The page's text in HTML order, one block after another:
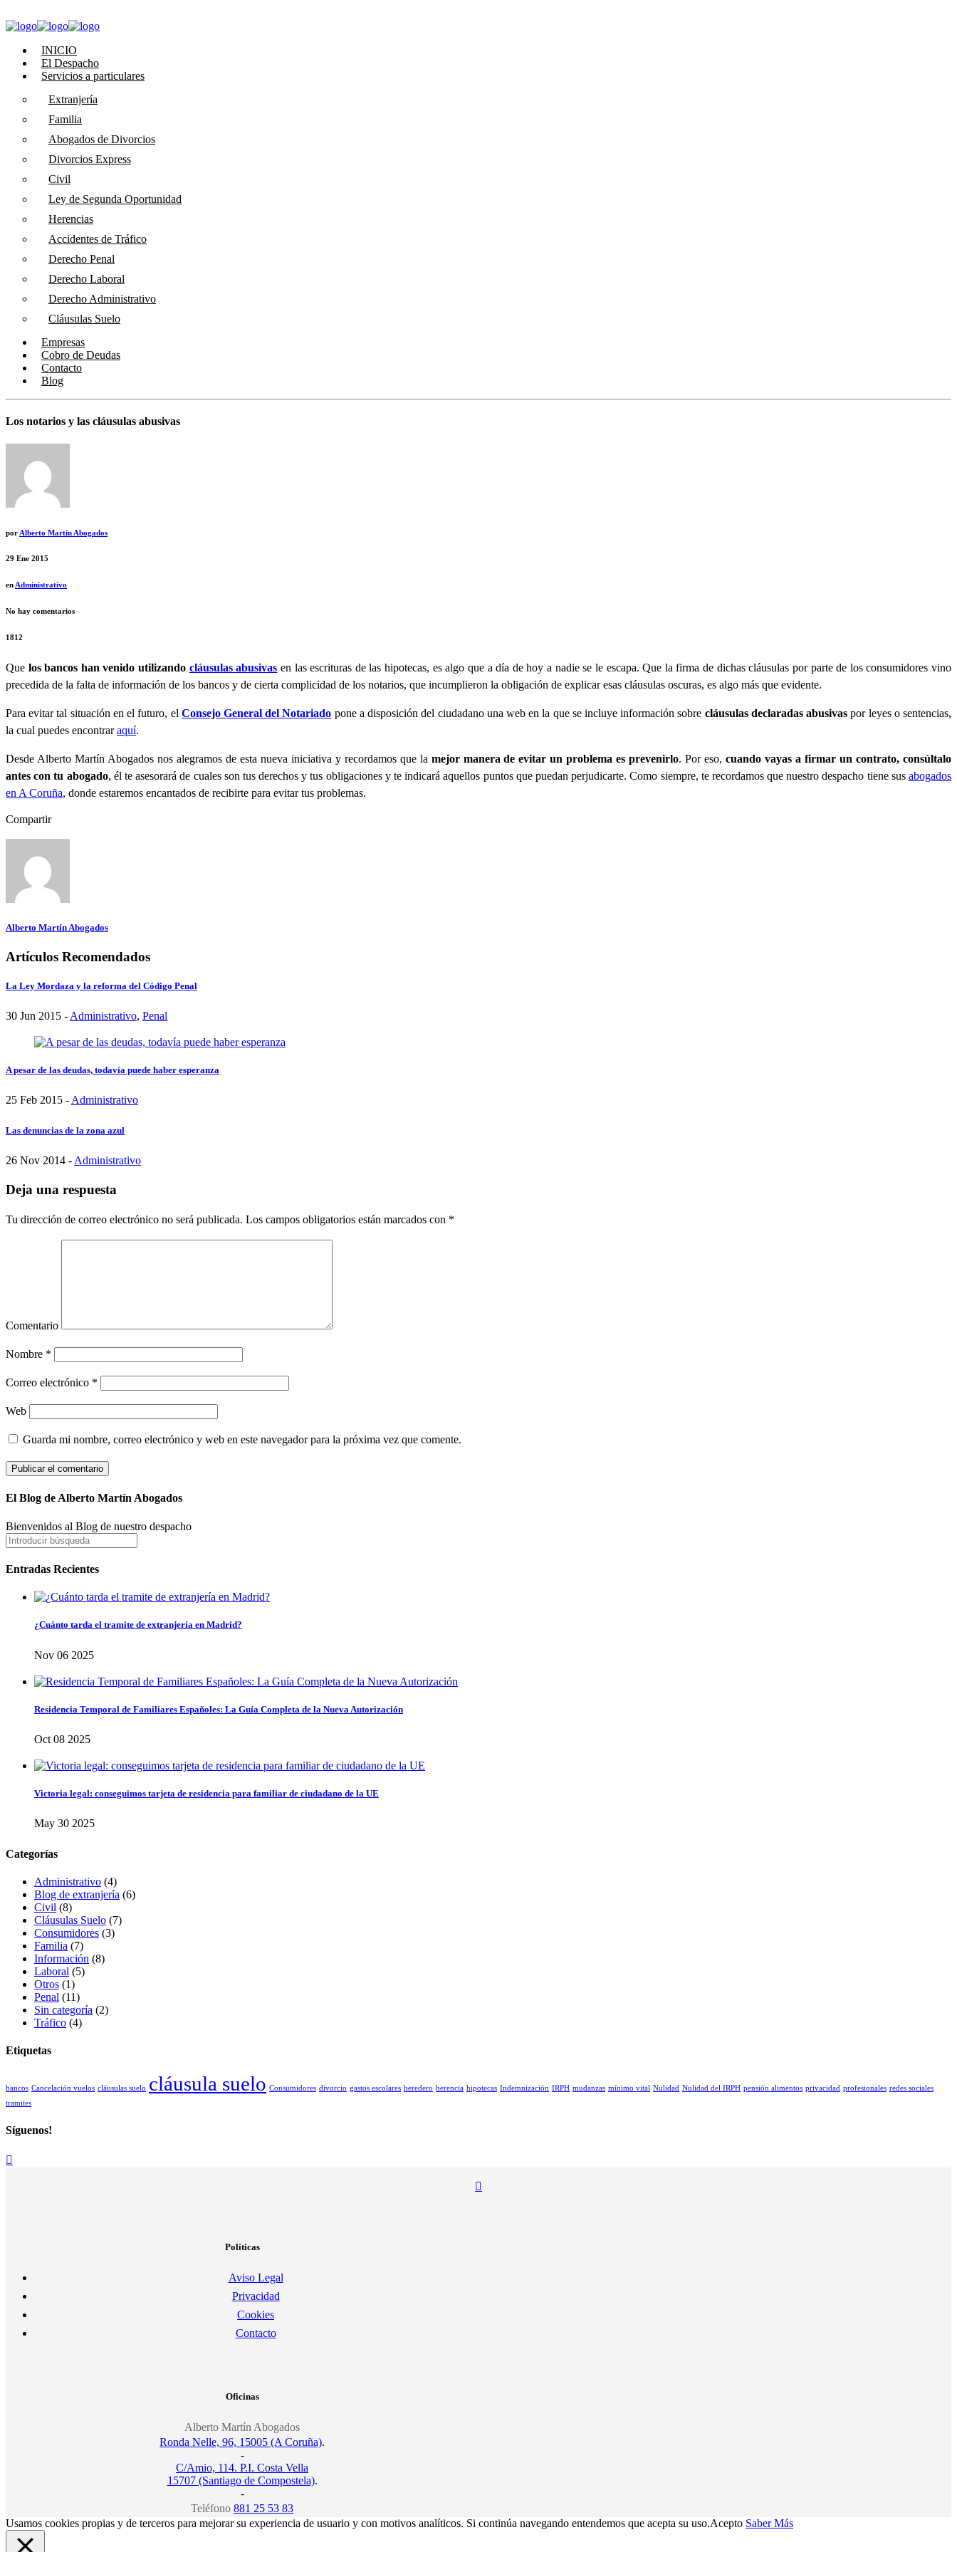
INICIO
El Despacho
Servicios a particulares
Extranjería
Familia
Abogados de Divorcios
Divorcios Express
Civil
Ley de Segunda Oportunidad
Herencias
Accidentes de Tráfico
Derecho Penal
Derecho Laboral
Derecho Administrativo
Cláusulas Suelo
Empresas
Cobro de Deudas
Contacto
Blog
Los notarios y las cláusulas abusivas
por Alberto Martín Abogados
29 Ene 2015
enAdministrativo
No hay comentarios
1812
Que los bancos han venido utilizando cláusulas abusivas en las escrituras de las hipotecas, es algo que a día de hoy a nadie se le escapa. Que la firma de dichas cláusulas por parte de los consumidores vino
precedida de la falta de información de los bancos y de cierta complicidad de los notarios, que incumplieron la obligación de explicar esas cláusulas oscuras, es algo más que evidente.
Para evitar tal situación en el futuro, el Consejo General del Notariado pone a disposición del ciudadano una web en la que se incluye información sobre cláusulas declaradas abusivas por leyes o sentencias,
la cual puedes encontraraquí.
Desde Alberto Martín Abogados nos alegramos de esta nueva iniciativa y recordamos que la mejor manera de evitar un problema es prevenirlo. Por eso, cuando vayas a firmar un contrato, consúltalo
antes con tu abogado, él te asesorará de cuales son tus derechos y tus obligaciones y te indicará aquellos puntos que puedan perjudicarte. Como siempre, te recordamos que nuestro despacho tiene sus abogados
en A Coruña, donde estaremos encantados de recibirte para evitar tus problemas.
Compartir
Alberto Martín Abogados
Artículos Recomendados
La Ley Mordaza y la reforma del Código Penal
30 Jun 2015 - Administrativo, Penal
A pesar de las deudas, todavía puede haber esperanza
25 Feb 2015 - Administrativo
Las denuncias de la zona azul
26 Nov 2014 - Administrativo
Deja una respuesta
Tu dirección de correo electrónico no será publicada. Los campos obligatorios están marcados con *
Comentario
Nombre *
Correo electrónico *
Web
Guarda mi nombre, correo electrónico y web en este navegador para la próxima vez que comente.
El Blog de Alberto Martín Abogados
Bienvenidos al Blog de nuestro despacho
Entradas Recientes
¿Cuánto tarda el tramite de extranjería en Madrid?
Nov 06 2025
Residencia Temporal de Familiares Españoles: La Guía Completa de la Nueva Autorización
Oct 08 2025
Victoria legal: conseguimos tarjeta de residencia para familiar de ciudadano de la UE
May 30 2025
Categorías
Administrativo (4)
Blog de extranjería (6)
Civil (8)
Cláusulas Suelo (7)
Consumidores (3)
Familia (7)
Información (8)
Laboral (5)
Otros (1)
Penal (11)
Sin categoría (2)
Tráfico (4)
Etiquetas
bancos Cancelación vuelos cláusulas suelo cláusula suelo Consumidores divorcio gastos escolares heredero herencia hipotecas Indemnización IRPH mudanzas mínimo vital Nulidad Nulidad del IRPH pensión alimentos privacidad profesionales redes sociales
tramites
Síguenos!
Políticas
Aviso Legal
Privacidad
Cookies
Contacto
Oficinas
Alberto Martín Abogados
Ronda Nelle, 96, 15005 (A Coruña).
-
C/Amio, 114. P.I. Costa Vella
15707 (Santiago de Compostela).
-
Teléfono 881 25 53 83
Usamos cookies propias y de terceros para mejorar su experiencia de usuario y con motivos analíticos. Si continúa navegando entendemos que acepta su uso.Acepto Saber Más